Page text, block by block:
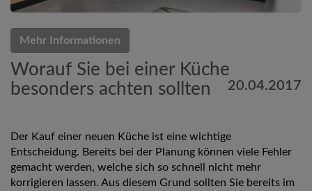
Mehr Informationen
Worauf Sie bei einer Küche
besonders achten sollten
20.04.2017
Der Kauf einer neuen Küche ist eine wichtige
Entscheidung. Bereits bei der Planung können viele Fehler
gemacht werden, welche sich so schnell nicht mehr
korrigieren lassen. Aus diesem Grund sollten Sie bereits im